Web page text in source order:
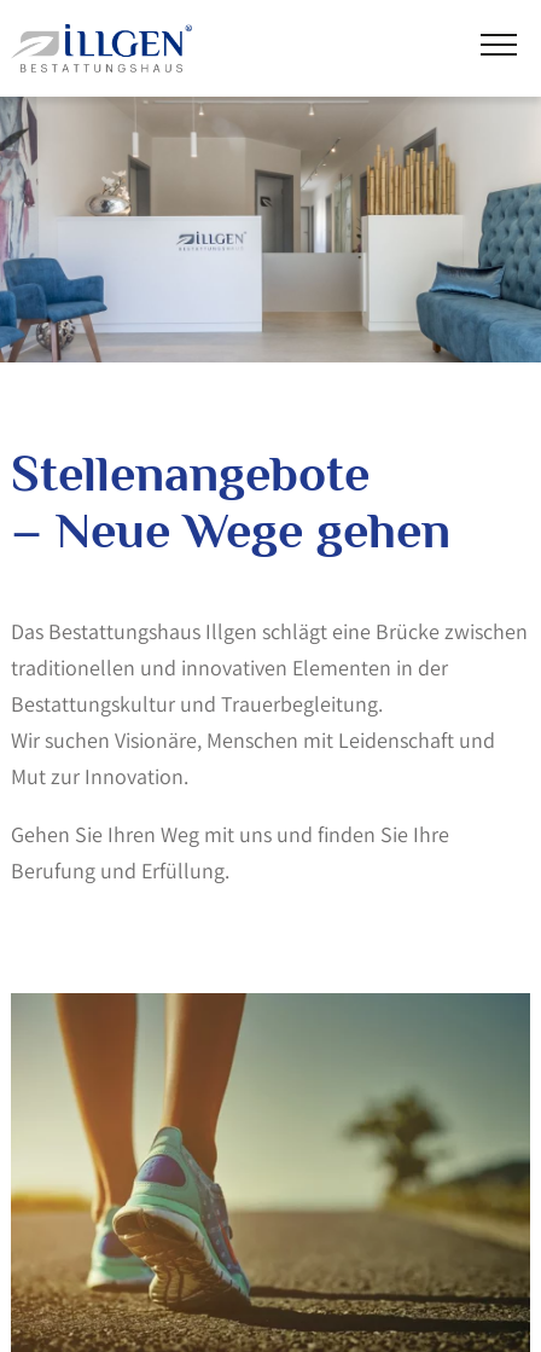
Stellenangebote
– Neue Wege gehen
Das Bestattungshaus Illgen schlägt eine Brücke zwischen
traditionellen und innovativen Elementen in der
Bestattungskultur und Trauerbegleitung.
Wir suchen Visionäre, Menschen mit Leidenschaft und
Mut zur Innovation.
Gehen Sie Ihren Weg mit uns und finden Sie Ihre
Berufung und Erfüllung.